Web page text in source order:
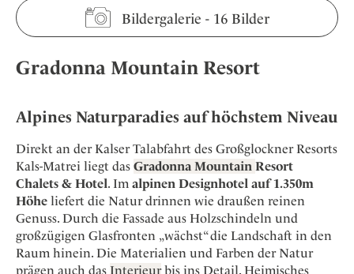
Alle Hotels
Alpine Lifestyle
Beach
Mindful Traveller
New Member
Wellness
Destinationen +
Alle Destinationen
Belgien
Griechenland
Indonesien
Italien
Japan
Kroatien
Mexico
Stories +
Alle Stories
Aktiv & Wellness
Culture
Design & Architektur
Eat & Drink
Mindful Traveller
Osterkalender
Persönlichkeiten
Shop +
Lifestylehotels BOOK
The Stylemate Magazin/e
Gutschein/Voucher
Smart Traveller
Newsletter Anmeldung
Newsletter
Become a member
+
Member Benefits
Register your Hotel
About us +
Mission Statement
Our Story
Career
Kontakt
Bildergalerie - 16 Bilder
Gradonna Mountain Resort
Alpines Naturparadies auf höchstem Niveau
Direkt an der Kalser Talabfahrt des Großglockner Resorts
Kals-Matrei liegt das Gradonna Mountain Resort
Chalets & Hotel. Im alpinen Designhotel auf 1.350m
Höhe liefert die Natur drinnen wie draußen reinen
Genuss. Durch die Fassade aus Holzschindeln und
großzügigen Glasfronten „wächst“ die Landschaft in den
Raum hinein. Die Materialien und Farben der Natur
prägen auch das Interieurbis ins Detail. Heimisches